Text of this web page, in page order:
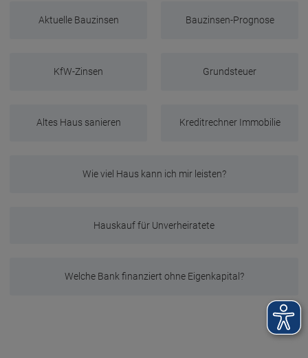
Aktuelle Bauzinsen Bauzinsen-Prognose
KfW-Zinsen Grundsteuer
Altes Haus sanieren Kreditrechner Immobilie
Wie viel Haus kann ich mir leisten?
Hauskauf für Unverheiratete
Welche Bank finanziert ohne Eigenkapital?